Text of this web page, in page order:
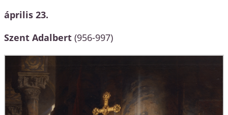
április 23.
Szent Adalbert (956-997)